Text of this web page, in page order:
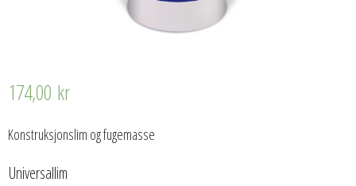
174,00 kr
Konstruksjonslim og fugemasse
Universallim